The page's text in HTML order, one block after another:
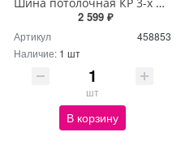
2 599 ₽
Артикул
458853
Наличие: 1 шт
шт
В корзину